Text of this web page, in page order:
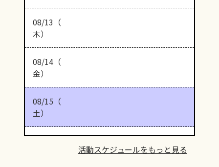
08/13（
木）
08/14（
金）
08/15（
土）
活動スケジュールをもっと見る